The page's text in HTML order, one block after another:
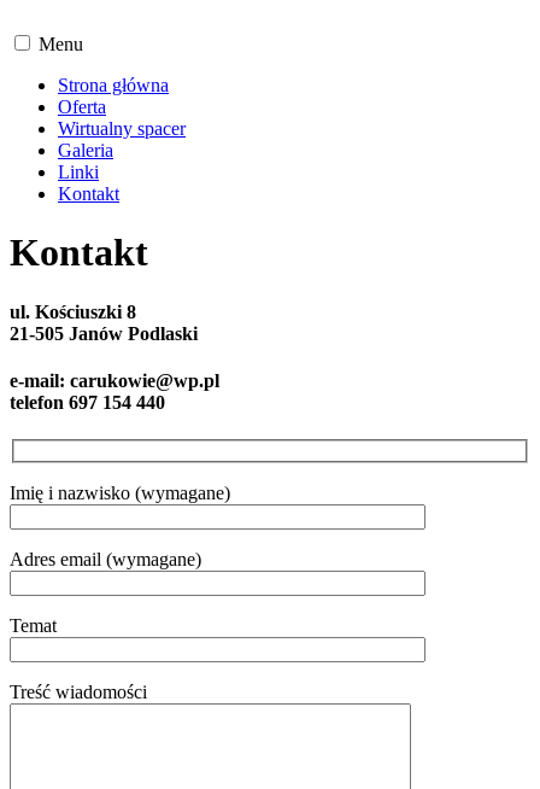
Menu
Strona główna
Oferta
Wirtualny spacer
Galeria
Linki
Kontakt
Kontakt
ul. Kościuszki 8
21-505 Janów Podlaski
e-mail: carukowie@wp.pl
telefon 697 154 440
Imię i nazwisko (wymagane)
Adres email (wymagane)
Temat
Treść wiadomości